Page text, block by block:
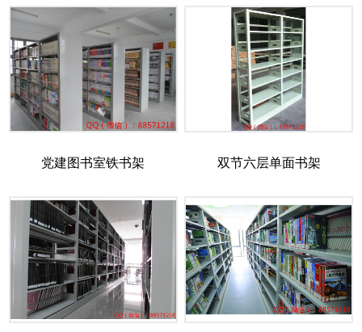
党建图书室铁书架 双节六层单面书架